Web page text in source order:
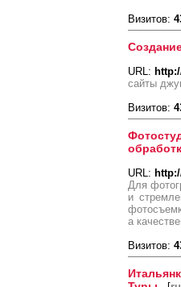
Визитов:
URL:
сайты
Визитов:
URL:
Для
и
а
Визитов: